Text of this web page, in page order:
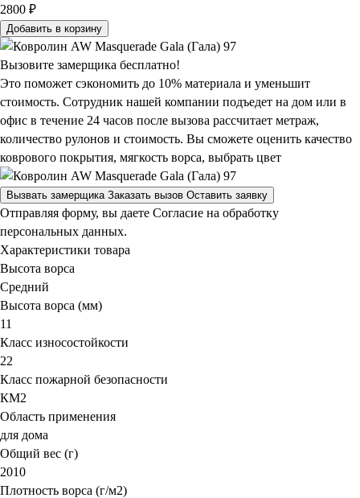
2800 ₽
Добавить в корзину
Вызовите замерщика бесплатно!
Это поможет сэкономить до 10% материала и уменьшит
стоимость. Сотрудник нашей компании подъедет на дом или в
офис в течение 24 часов после вызова рассчитает метраж,
количество рулонов и стоимость. Вы сможете оценить качество
коврового покрытия, мягкость ворса, выбрать цвет
Вызвать замерщика Заказать вызов Оставить заявку
Отправляя форму, вы даете Согласие на обработку
персональных данных.
Характеристики товара
Высота ворса
Средний
Высота ворса (мм)
11
Класс износостойкости
22
Класс пожарной безопасности
КМ2
Область применения
для дома
Общий вес (г)
2010
Плотность ворса (г/м2)